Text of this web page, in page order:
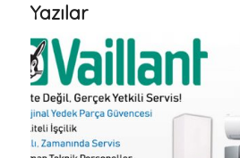
Yazılar